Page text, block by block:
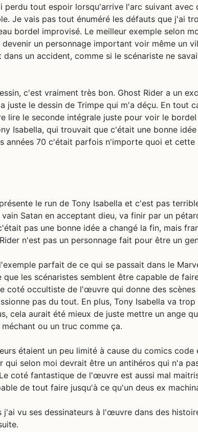
perdu tout espoir lorsqu'arrive l'arc suivant avec
Je vais pas tout énuméré les défauts que j'ai
bordel improvisé. Le meilleur exemple selon
un personnage important voir même un
un accident, comme si le scénariste ne
c'est vraiment très bon. Ghost Rider a un
juste le dessin de Trimpe qui m'a déçu. En tout
lire le seconde intégrale juste pour voir le
Isabella, qui trouvait que c'était une bonne
années 70 c'était parfois n'importe quoi et cette
le run de Tony Isabella et c'est pas
Satan en acceptant dieu, va finir par un
pas une bonne idée a changé la fin, mais
n'est pas un personnage fait pour être un
parfait de ce qui se passait dans le
les scénaristes semblent être capable de
coté occultiste de l'œuvre qui donne des scènes
pas du tout. En plus, Tony Isabella va
cela aurait été mieux de juste mettre un ange
ou un truc comme ça.
étaient un peu limité à cause du comics
qui selon moi devrait être un antihéros qui n'a
coté fantastique de l'œuvre est aussi mal
de tout faire jusqu'à ce qu'un deus ex
j'ai vu ses dessinateurs à l'œuvre dans des